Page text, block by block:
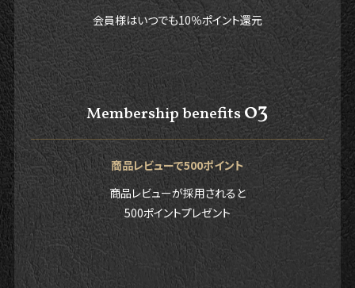
会員様はいつでも10％ポイント還元
Membership benefits03
商品レビューで500ポイント
商品レビューが採用されると
500ポイントプレゼント